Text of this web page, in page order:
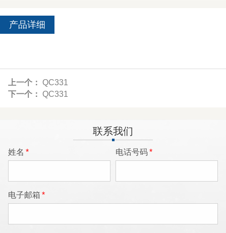
产品详细
上一个： QC331
下一个： QC331
联系我们
姓名 * 电话号码*
电子邮箱 *